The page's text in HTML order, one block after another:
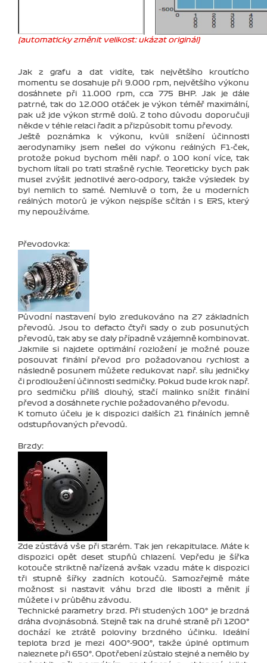
(automaticky změnit velikost: ukázat originál)
Jak z grafu a dat vidíte, tak největšího kroutícho
momentu se dosahuje při 9.000 rpm, největšího výkonu
dosáhnete při 11.000 rpm, cca 775 BHP. Jak je dále
patrné, tak do 12.000 otáček je výkon téměř maximální,
pak už jde výkon strmě dolů. Z toho důvodu doporučuji
někde v téhle relaci řadit a přizpůsobit tomu převody.
Ještě poznámka k výkonu, kvůli snížení účinnosti
aerodynamiky jsem nešel do výkonu reálných F1-ček,
protože pokud bychom měli např. o 100 koní více, tak
bychom lítali po trati strašně rychle. Teoreticky bych pak
musel zvýšit jednotlivé aero-odpory, takže výsledek by
byl nemlich to samé. Nemluvě o tom, že u moderních
reálných motorů je výkon nejspíše sčítán i s ERS, který
my nepoužíváme.
Převodovka:
Původní nastavení bylo zredukováno na 27 základních
převodů. Jsou to defacto čtyři sady o zub posunutých
převodů, tak aby se daly případně vzájemně kombinovat.
Jakmile si najdete optimální rozložení je možné pouze
posouvat finální převod pro požadovanou rychlost a
následně posunem můžete redukovat např. sílu jedničky
či prodloužení účinnosti sedmičky. Pokud bude krok např.
pro sedmičku příliš dlouhý, stačí malinko snížit finální
převod a dosáhnete rychle požadovaného převodu.
K tomuto účelu je k dispozici dalších 21 finálních jemně
odstupňovaných převodů.
Brzdy:
Zde zůstává vše při starém. Tak jen rekapitulace. Máte k
dispozici opět deset stupňů chlazení. Vepředu je šířka
kotouče striktně nařízená avšak vzadu máte k dispozici
tři stupně šířky zadních kotoučů. Samozřejmě máte
možnost si nastavit váhu brzd dle libosti a měnit jí
můžete i v průběhu závodu.
Technické parametry brzd. Při studených 100° je brzdná
dráha dvojnásobná. Stejně tak na druhé straně při 1200°
dochází ke ztrátě poloviny brzdného účinku. Ideální
teplota brzd je mezi 400°-900°, takže úplné optimum
naleznete při 650°. Opotřebení zůstalo stejné a nemělo by